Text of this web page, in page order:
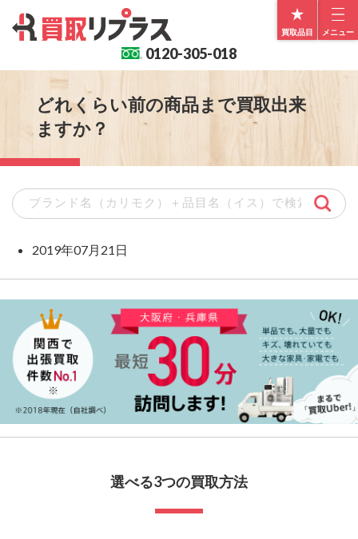
メニュー
買取品目
0120-305-018
どれくらい前の商品まで買取出来
ますか？
2019年07月21日
選べる3つの買取方法